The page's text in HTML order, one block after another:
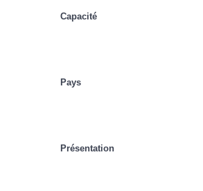
Capacité
Pays
Présentation